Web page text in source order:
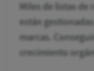
Miles de listas
están
marcas.
crecimiento